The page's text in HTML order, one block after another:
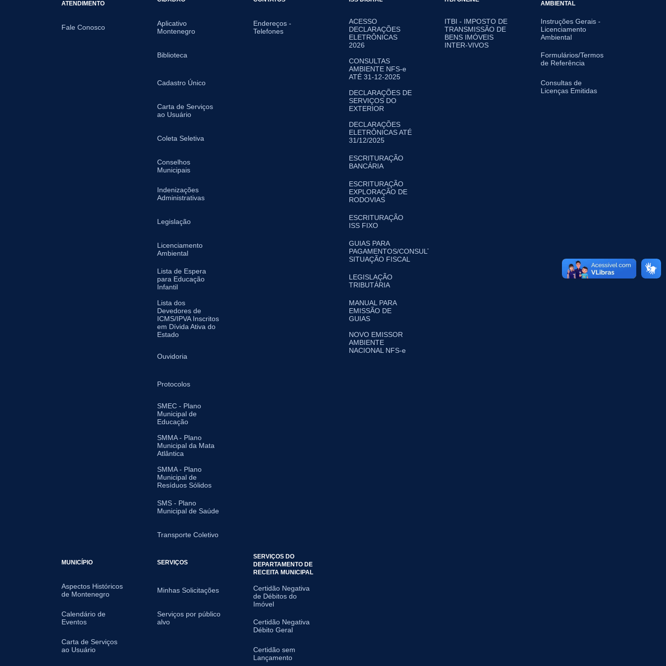
ATENDIMENTO
Fale Conosco
Aplicativo
Montenegro
Biblioteca
Cadastro Único
Carta de Serviços
ao Usuário
Coleta Seletiva
Conselhos
Municipais
Indenizações
Administrativas
Legislação
Licenciamento
Ambiental
Lista de Espera
para Educação
Infantil
Lista dos
Devedores de
ICMS/IPVA Inscritos
em Dívida Ativa do
Estado
Ouvidoria
Protocolos
SMEC - Plano
Municipal de
Educação
SMMA - Plano
Municipal da Mata
Atlântica
SMMA - Plano
Municipal de
Resíduos Sólidos
SMS - Plano
Municipal de Saúde
Transporte Coletivo
Endereços -
Telefones
ACESSO
DECLARAÇÕES
ELETRÔNICAS
2026
CONSULTAS
AMBIENTE NFS-e
ATÉ 31-12-2025
DECLARAÇÕES DE
SERVIÇOS DO
EXTERIOR
DECLARAÇÕES
ELETRÔNICAS ATÉ
31/12/2025
ESCRITURAÇÃO
BANCÁRIA
ESCRITURAÇÃO
EXPLORAÇÃO DE
RODOVIAS
ESCRITURAÇÃO
ISS FIXO
GUIAS PARA
PAGAMENTOS/CONSULTA
SITUAÇÃO FISCAL
LEGISLAÇÃO
TRIBUTÁRIA
MANUAL PARA
EMISSÃO DE
GUIAS
NOVO EMISSOR
AMBIENTE
NACIONAL NFS-e
ITBI - IMPOSTO DE
TRANSMISSÃO DE
BENS IMÓVEIS
INTER-VIVOS
AMBIENTAL
Instruções Gerais -
Licenciamento
Ambiental
Formulários/Termos
de Referência
Consultas de
Licenças Emitidas
MUNICÍPIO
Aspectos Históricos
de Montenegro
Calendário de
Eventos
Carta de Serviços
ao Usuário
SERVIÇOS
Minhas Solicitações
Serviços por público
alvo
SERVIÇOS DO
DEPARTAMENTO DE
RECEITA MUNICIPAL
Certidão Negativa
de Débitos do
Imóvel
Certidão Negativa
Débito Geral
Certidão sem
Lançamento